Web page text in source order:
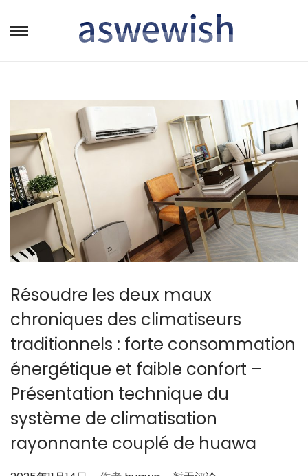
转
航
跳
容
Résoudre les deux maux
chroniques des climatiseurs
traditionnels : forte consommation
énergétique et faible confort –
Présentation technique du
système de climatisation
rayonnante couplé de huawa